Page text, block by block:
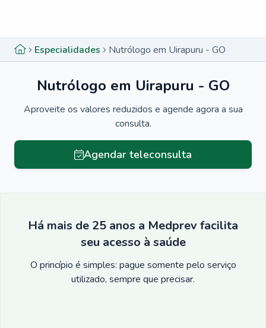
Especialidades Nutrólogo em Uirapuru - GO
Nutrólogo em Uirapuru - GO
Aproveite os valores reduzidos e agende agora a sua
consulta.
Agendar teleconsulta
Há mais de 25 anos a Medprev facilita
seu acesso à saúde
O princípio é simples: pague somente pelo serviço
utilizado, sempre que precisar.